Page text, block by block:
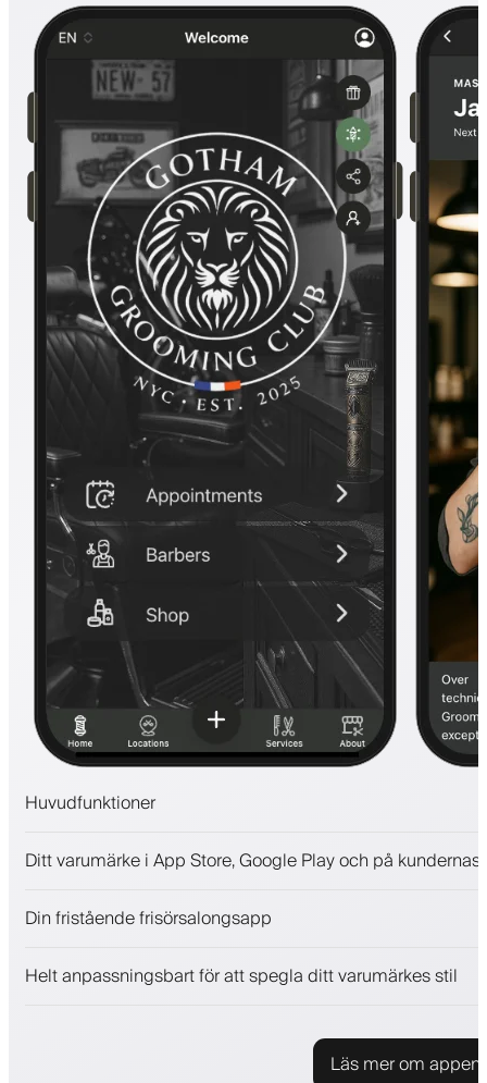
Huvudfunktioner
Betalningar, depositionsavgift
Engagera kunder med ett lojalitetsprogram
Ditt varumärke i App Store, Google Play och på
Din fristående frisörsalongsapp
Helt anpassningsbart för att spegla ditt varumärkes stil
Läs mer om appen